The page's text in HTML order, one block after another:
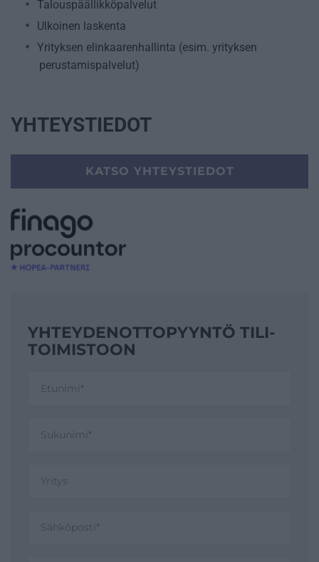
Talouspäällikköpalvelut
Ulkoinen laskenta
Yrityksen elinkaarenhallinta (esim. yrityksen
perustamispalvelut)
YHTEYSTIEDOT
KATSO YHTEYSTIEDOT
YHTEYDENOTTO­PYYNTÖ TILI­
TOIMISTOON